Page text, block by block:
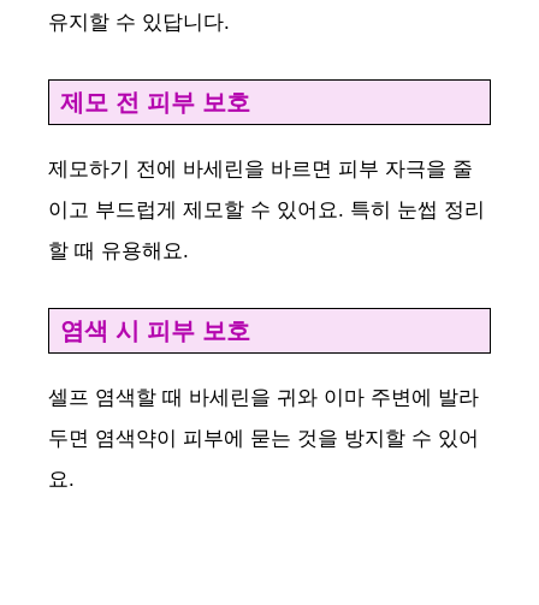
유지할 수 있답니다.
제모 전 피부 보호
제모하기 전에 바세린을 바르면 피부 자극을 줄
이고 부드럽게 제모할 수 있어요. 특히 눈썹 정리
할 때 유용해요.
염색 시 피부 보호
셀프 염색할 때 바세린을 귀와 이마 주변에 발라
두면 염색약이 피부에 묻는 것을 방지할 수 있어
요.